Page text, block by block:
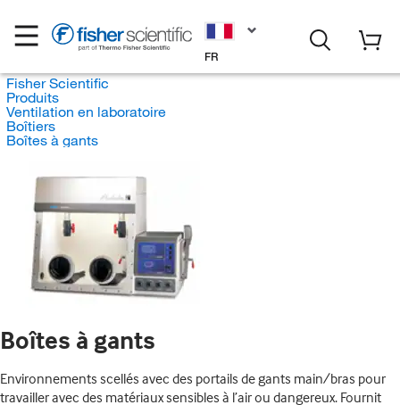
FR
Fisher Scientific
Produits
Ventilation en laboratoire
Boîtiers
Boîtes à gants
Boîtes à gants
Environnements scellés avec des portails de gants main/bras pour
travailler avec des matériaux sensibles à l’air ou dangereux. Fournit